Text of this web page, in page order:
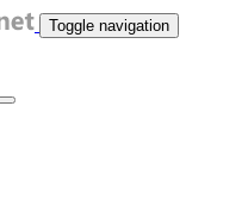
Toggle navigation